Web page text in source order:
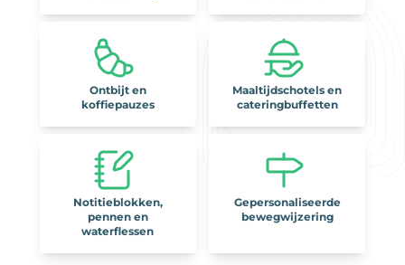
Ontbijt en
koffiepauzes
Maal­tijd­schotels en
cateringbuffetten
Notitieblokken,
pennen en
waterflessen
Gepersonaliseerde
bewegwijzering